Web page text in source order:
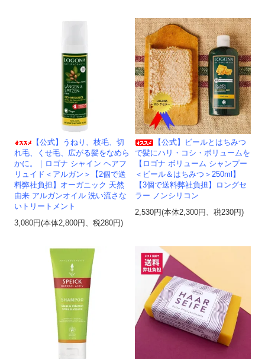
【公式】うねり、枝毛、切
れ毛、くせ毛、広がる髪をなめら
かに。｜ロゴナ シャイン ヘアフ
リュイド＜アルガン＞【2個で送
料弊社負担】オーガニック 天然
由来 アルガンオイル 洗い流さな
いトリートメント
3,080円(本体2,800円、税280円)
【公式】ビールとはちみつ
で髪にハリ・コシ・ボリュームを
【ロゴナ ボリューム シャンプー
＜ビール＆はちみつ＞250ml】
【3個で送料弊社負担】ロングセ
ラー ノンシリコン
2,530円(本体2,300円、税230円)